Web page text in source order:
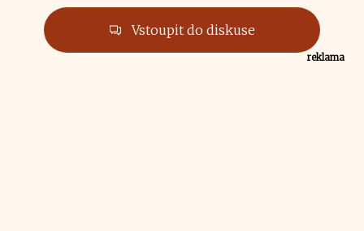
Vstoupit do diskuse
reklama